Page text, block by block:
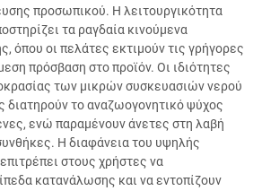
προσωπικού. Η λειτουργικότητα
τα ραγδαία κινούμενα
όπου οι πελάτες εκτιμούν τις γρήγορες
πρόσβαση στο προϊόν. Οι ιδιότητες
των μικρών συσκευασιών νερού
διατηρούν το αναζωογονητικό ψύχος
ενώ παραμένουν άνετες στη λαβή
Η διαφάνεια του υψηλής
στους χρήστες να
κατανάλωσης και να εντοπίζουν